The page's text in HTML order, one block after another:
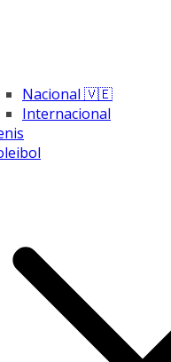
Nacional 🇻🇪
Internacional